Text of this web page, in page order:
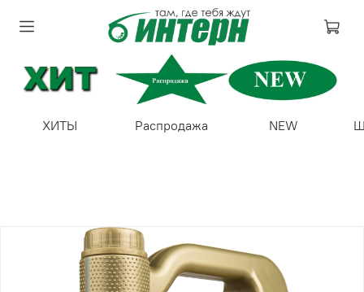
ХИТЫ Распродажа NEW